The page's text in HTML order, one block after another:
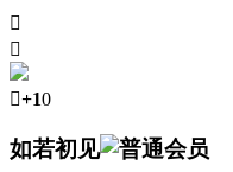


+10
如若初见